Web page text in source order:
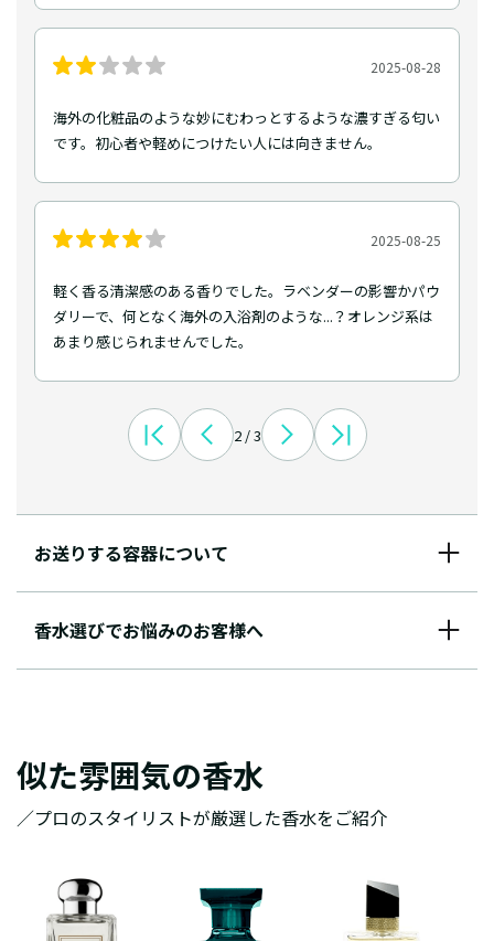
2025-08-28
海外の化粧品のような妙にむわっとするような濃すぎる匂い
です。初心者や軽めにつけたい人には向きません。
2025-08-25
軽く香る清潔感のある香りでした。ラベンダーの影響かパウ
ダリーで、何となく海外の入浴剤のような...？オレンジ系は
あまり感じられませんでした。
2 / 3
お送りする容器について
香水選びでお悩みのお客様へ
似た雰囲気の香水
／プロのスタイリストが厳選した香水をご紹介